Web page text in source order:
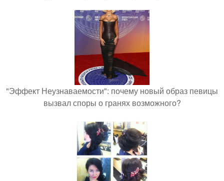
"Эффект Неузнаваемости": почему новый образ певицы
вызвал споры о гранях возможного?